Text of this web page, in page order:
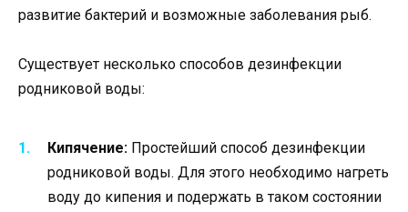
развитие бактерий и возможные заболевания рыб.
Существует несколько способов дезинфекции
родниковой воды:
Кипячение: Простейший способ дезинфекции
родниковой воды. Для этого необходимо нагреть
воду до кипения и подержать в таком состоянии